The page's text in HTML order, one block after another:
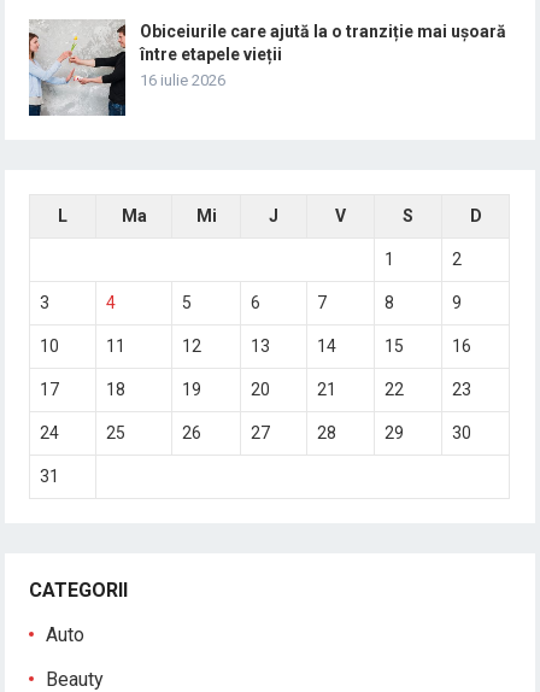
Obiceiurile care ajută la o tranziție mai ușoară
între etapele vieții
16 iulie 2026
L Ma Mi J V S D
1 2
3 4 5 6 7 8 9
10 11 12 13 14 15 16
17 18 19 20 21 22 23
24 25 26 27 28 29 30
31
CATEGORII
Auto
Beauty